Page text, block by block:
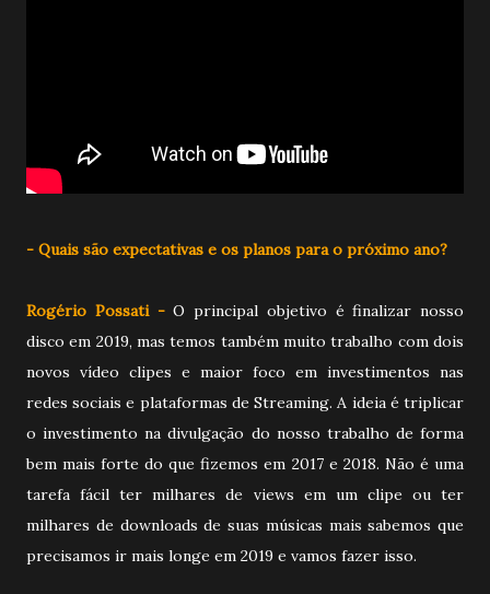
- Quais são expectativas e os planos para o próximo ano?
Rogério Possati -O principal objetivo é finalizar nosso
disco em 2019, mas temos também muito trabalho com dois
novos vídeo clipes e maior foco em investimentos nas
redes sociais e plataformas de Streaming. A ideia é triplicar
o investimento na divulgação do nosso trabalho de forma
bem mais forte do que fizemos em 2017 e 2018. Não é uma
tarefa fácil ter milhares de views em um clipe ou ter
milhares de downloads de suas músicas mais sabemos que
precisamos ir mais longe em 2019 e vamos fazer isso.